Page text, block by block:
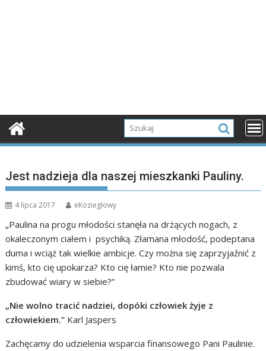
Jest nadzieja dla naszej mieszkanki Pauliny.
4 lipca 2017 eKoziegłowy
„Paulina na progu młodości stanęła na drżących nogach, z
okaleczonym ciałem i psychiką. Złamana młodość, podeptana
duma i wciąż tak wielkie ambicje. Czy można się zaprzyjaźnić z
kimś, kto cię upokarza? Kto cię łamie? Kto nie pozwala
zbudować wiary w siebie?”
„Nie wolno tracić nadziei, dopóki człowiek żyje z
człowiekiem.” Karl Jaspers
Zachęcamy do udzielenia wsparcia finansowego Pani Paulinie.